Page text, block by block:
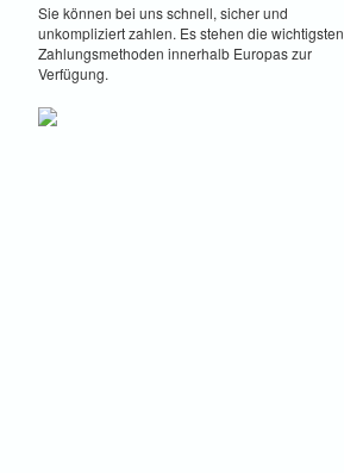
Sie können bei uns schnell, sicher und
unkompliziert zahlen. Es stehen die wichtigsten
Zahlungsmethoden innerhalb Europas zur
Verfügung.